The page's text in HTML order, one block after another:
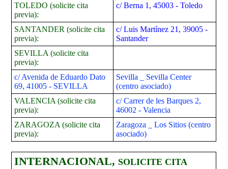
TOLEDO (solicite cita
previa):
c/ Berna 1, 45003 - Toledo
SANTANDER (solicite cita
previa):
c/ Luis Martínez 21, 39005 -
Santander
SEVILLA (solicite cita
previa):
c/ Avenida de Eduardo Dato
69, 41005 - SEVILLA
Sevilla _ Sevilla Center
(centro asociado)
VALENCIA (solicite cita
previa):
c/Carrer de les Barques 2,
46002 - Valencia
ZARAGOZA (solicite cita
previa):
Zaragoza _ Los Sitios (centro
asociado)
INTERNACIONAL, SOLICITE CITA